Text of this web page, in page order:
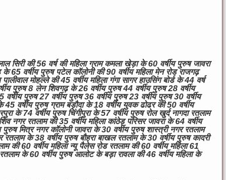
की 56 वर्ष की महिला ग्राम कमला खेड़ा के 60 वर्षीय पुरुष जावरा
वर्षीय पुरुष पटेल कॉलोनी की 90 वर्षीय महिला मेन रोड राजगढ़
मोहल्ले की 45 वर्षीय महिला गंगा सागर हाउसिंग बोर्ड के 44 वर्ष
पुरुष 8 लेन शिवगढ़ के 26 वर्षीय पुरुष 44 वर्षीय पुरुष 28 वर्षीय
पुरुष 27 वर्षीय पुरुष 36 वर्षीय पुरुष 23 वर्षीय पुरुष 30 वर्षीय
वर्षीय पुरुष ग्राम बड़ौदा के 18 वर्षीय युवक ढोढर की 50 वर्षीय
के 74 वर्षीय पुरुष चिंगीपुरा के 57 वर्षीय पुरुष रोल खुर्द नागदा रतलाम
नगर रतलाम की 35 वर्षीय महिला कांठेड़ परिसर जावरा के 64 वर्षीय
मित्र नगर कॉलोनी जावरा के 30 वर्षीय पुरुष शास्त्री नगर रतलाम
रतलाम के 38 वर्षीय पुरुष बौहरा बाखल रतलाम के 30 वर्षीय पुरुष कादरी
की 60 वर्षीय महिला न्यू पैलेस रोड रतलाम की 60 वर्षीय महिला 61
के 60 वर्षीय पुरुष आलोट के बड़ा रावला की 46 वर्षीय महिला के